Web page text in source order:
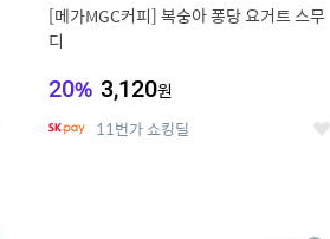
[메가MGC커피] 복숭아 퐁당 요거트 스무
디
20% 3,120원
11번가 쇼킹딜 좋